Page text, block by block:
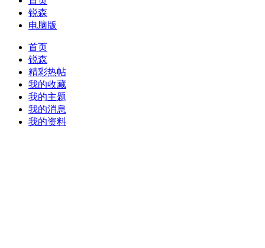
锐森
电脑版
首页
锐森
精彩热帖
我的收藏
我的主题
我的消息
我的资料